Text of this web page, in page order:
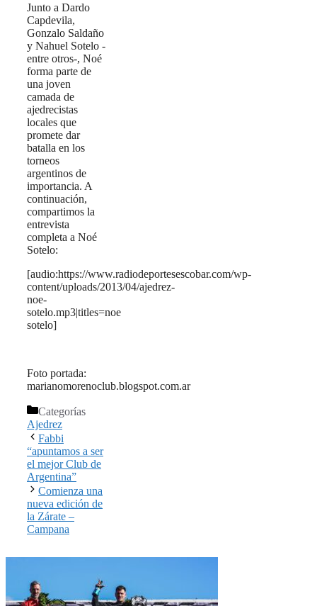
Junto a Dardo
Capdevila,
Gonzalo Saldaño
y Nahuel Sotelo -
entre otros-, Noé
forma parte de
una joven
camada de
ajedrecistas
locales que
promete dar
batalla en los
torneos
argentinos de
importancia. A
continuación,
compartimos la
entrevista
completa a Noé
Sotelo:
[audio:https://www.radiodeportesescobar.com/wp-
content/uploads/2013/04/ajedrez-
noe-
sotelo.mp3|titles=noe
sotelo]
Foto portada:
marianomorenoclub.blogspot.com.ar
Categorías
Ajedrez
Fabbi
“apuntamos a ser
el mejor Club de
Argentina”
Comienza una
nueva edición de
la Zárate –
Campana